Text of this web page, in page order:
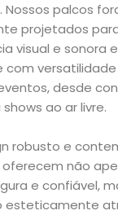
Nossos palcos
projetados
visual e sonora
desde
ao ar livre.
robusto e
não
e confiável,
esteticamente